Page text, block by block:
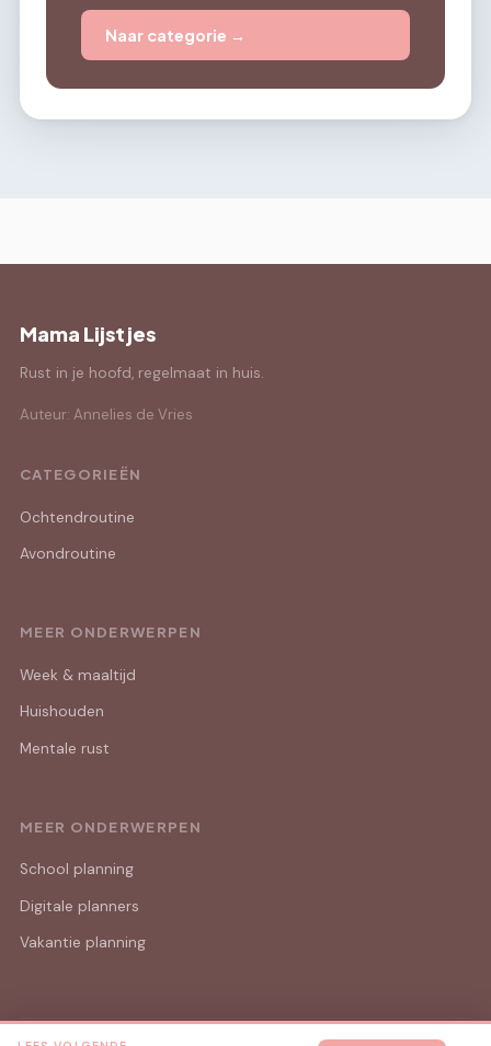
Naar categorie →
Mama Lijstjes
Rust in je hoofd, regelmaat in huis.
Auteur: Annelies de Vries
CATEGORIEËN
Ochtendroutine
Avondroutine
MEER ONDERWERPEN
Week & maaltijd
Huishouden
Mentale rust
MEER ONDERWERPEN
School planning
Digitale planners
Vakantie planning